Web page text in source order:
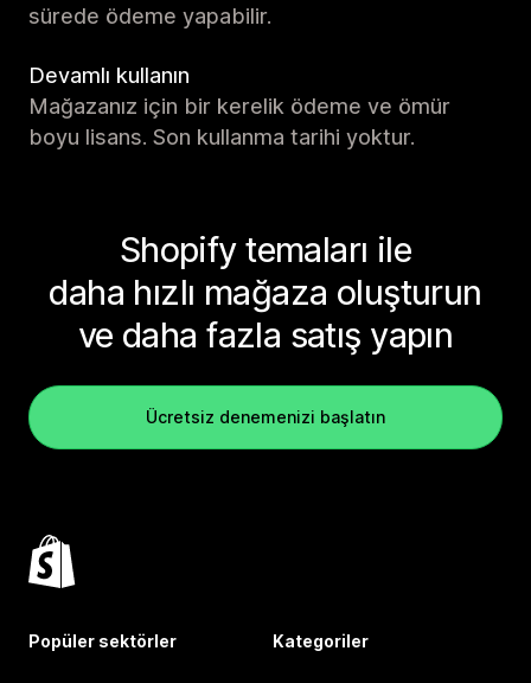
sürede ödeme yapabilir.
Devamlı kullanın
Mağazanız için bir kerelik ödeme ve ömür
boyu lisans. Son kullanma tarihi yoktur.
Shopify temaları ile
daha hızlı mağaza oluşturun
ve daha fazla satış yapın
Ücretsiz denemenizi başlatın
Popüler sektörler Kategoriler